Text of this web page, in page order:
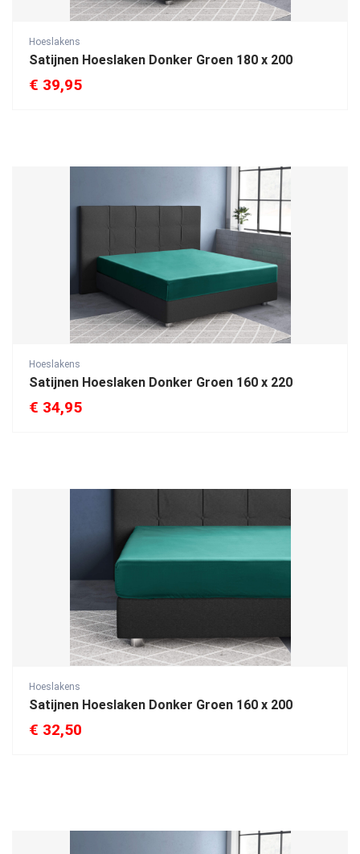
Hoeslakens
Satijnen Hoeslaken Donker Groen 180 x 200
€ 39,95
Hoeslakens
Satijnen Hoeslaken Donker Groen 160 x 220
€ 34,95
Hoeslakens
Satijnen Hoeslaken Donker Groen 160 x 200
€ 32,50